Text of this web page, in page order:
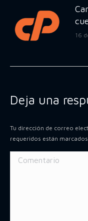
16
Deja una
Tu dirección de correo
requeridos están marcados
Comentario